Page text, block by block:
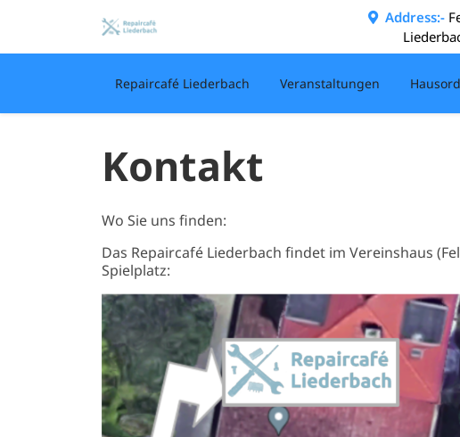
content
Address:-
Repaircafé Liederbach Veranstaltungen
Kontakt
Wo Sie uns finden:
Das Repaircafé Liederbach findet im Vereinshaus
Spielplatz: